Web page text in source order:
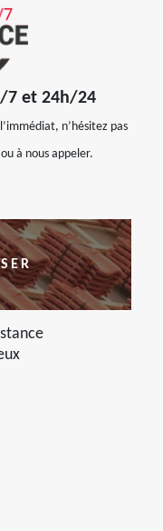
7 et 24h/24
n’hésitez pas
à nous appeler.